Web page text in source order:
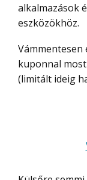
alkalmazások
eszközökhöz.
Vámmentesen érkezik ingyen szállítással és
kuponnal
(limitált ideig